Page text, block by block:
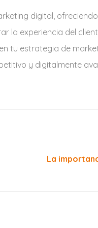
digital,
la experiencia del
tu estrategia de
y digitalmente
La